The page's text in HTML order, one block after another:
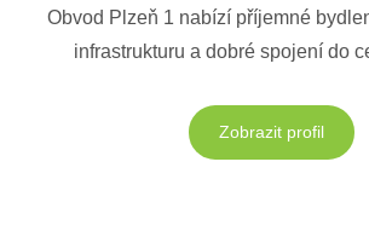
Obvod Plzeň 1 nabízí příjemné
infrastrukturu a dobré spojení do
Zobrazit profil